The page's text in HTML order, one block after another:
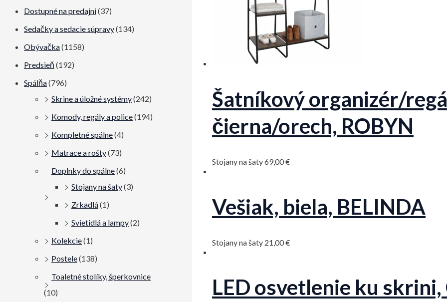
e
Dostupné na predajni(37)
Sedačky a sedacie súpravy(134)
Obývačka(1158)
Predsieň (192)
Spálňa(796)
Skrine a úložné systémy(242)
Komody, regály a police(194)
Kompletné spálne(4)
Matrace a rošty(73)
Doplnky do spálne(6)
Stojany na šaty(3)
Zrkadlá(1)
Svietidlá a lampy(2)
Kolekcie(1)
Postele(138)
Toaletné stolíky, šperkovnice
(10)
Šatníkový organizér/
čierna/orech, ROBYN
Stojany na šaty69,00€
Vešiak, biela, BELINDA
Stojany na šaty 21,00€
LED osvetlenie ku skrini,